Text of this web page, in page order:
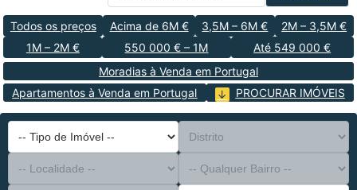
Todos os preços Acima de 6M € 3,5M – 6M €
2M – 3,5M €
1M – 2M €
550 000 € – 1M
Até 549 000 €
Moradias à Venda em Portugal
Apartamentos à Venda em Portugal
PROCURAR IMÓVEIS
-- Tipo de Imóvel --
Distrito
-- Localidade --
-- Qualquer Bairro --
-- Qualquer Número --
Ordenar Por